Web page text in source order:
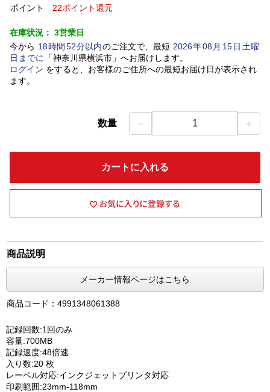
ポイント
22ポイント還元
在庫状況： 3営業日
今から 18時間 52分以内のご注文で、最短 2026年08 月 15日土曜
日 までに 「神奈川県横浜市」 へお届けします。
ログイン をすると、お客様のご住所への最短お届け日が表示され
ます。
数量 － 1 ＋
カートに入れる
商品説明
メーカー情報ページはこちら
商品コード：4991348061388
記録回数:1回のみ
容量:700MB
記録速度:48倍速
入り数:20 枚
レーベル対応:インクジェットプリンタ対応
印刷範囲:23mm-118mm